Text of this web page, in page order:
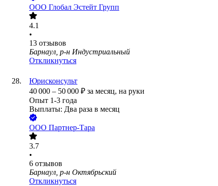
ООО Глобал Эстейт Групп
4.1
•
13 отзывов
Барнаул, р-н Индустриальный
Откликнуться
Юрисконсульт
40 000 – 50 000 ₽ за месяц, на руки
Опыт 1-3 года
Выплаты: Два раза в месяц
ООО Партнер-Тара
3.7
•
6 отзывов
Барнаул, р-н Октябрьский
Откликнуться